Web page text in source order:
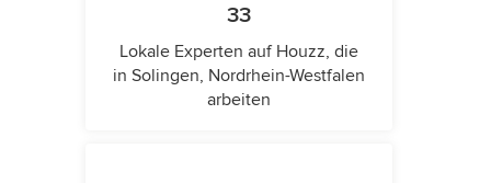
33
Lokale Experten auf Houzz, die
in Solingen, Nordrhein-Westfalen
arbeiten